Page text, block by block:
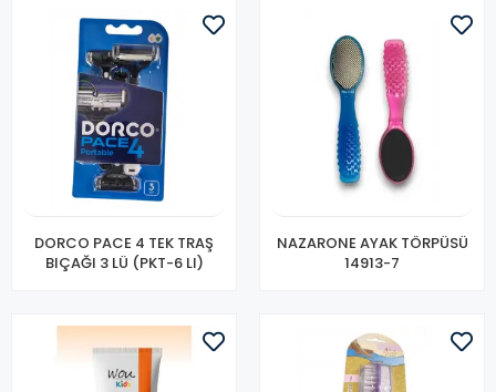
DORCO PACE 4 TEK TRAŞ
BIÇAĞI 3 LÜ (PKT-6 LI)
NAZARONE AYAK TÖRPÜSÜ
14913-7